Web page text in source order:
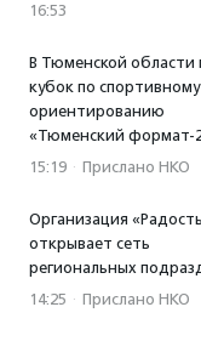
16:53
В Тюменской области
кубок по спортивному
ориентированию
«Тюменский формат-
15:19 · Прислано НКО
Организация
открывает сеть
региональных
14:25 · Прислано НКО